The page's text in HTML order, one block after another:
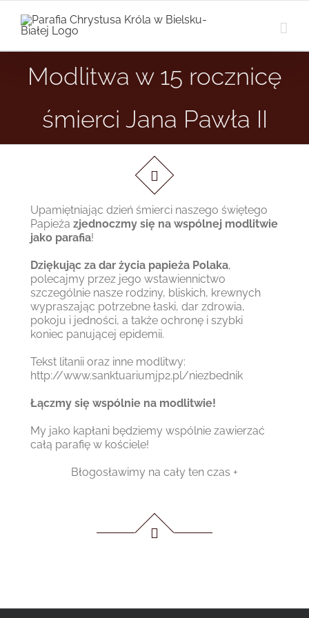
zawartości
Modlitwa w 15 rocznicę
śmierci Jana Pawła II
Upamiętniając dzień śmierci naszego świętego
Papieżazjednoczmy się na wspólnej modlitwie
jako parafia!
Dziękując za dar życia papieża Polaka,
polecajmy przez jego wstawiennictwo
szczególnie nasze rodziny, bliskich, krewnych
wypraszając potrzebne łaski, dar zdrowia,
pokoju i jedności, a także ochronę i szybki
koniec panującej epidemii.
Tekst litanii oraz inne modlitwy:
http://www.sanktuariumjp2.pl/niezbednik
Łączmy się wspólnie na modlitwie!
My jako kapłani będziemy wspólnie zawierzać
całą parafię w kościele!
Błogosławimy na cały ten czas +